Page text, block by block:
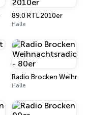
89.0 RTL 2010er
Halle
Radio Brocken
Halle